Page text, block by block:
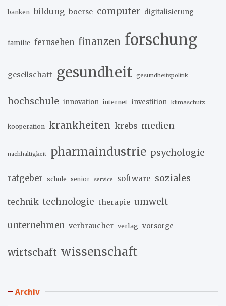
banken bildung boerse computer digitalisierung
familie fernsehen finanzen forschung
gesellschaft gesundheit gesundheitspolitik
hochschule innovation internet investition klimaschutz
kooperation krankheiten krebs medien
nachhaltigkeit pharmaindustrie psychologie
ratgeber schule senior service software soziales
technik technologie therapie umwelt
unternehmen verbraucher verlag vorsorge
wirtschaft wissenschaft
Archiv